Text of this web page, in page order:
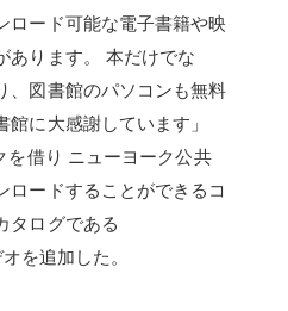
ロード可能な電子書籍や映
あります。 本だけでな
、図書館のパソコンも無料
に大感謝しています」
借り ニューヨーク公共
ロードすることができるコ
タログである
を追加した。